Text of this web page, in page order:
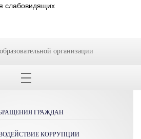
ГРАЖДАН
КОРРУПЦИИ
слабовидящих
организации